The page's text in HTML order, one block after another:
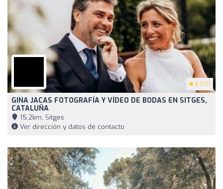
5 (113)
GINA JACAS FOTOGRAFÍA Y VÍDEO DE BODAS EN SITGES,
CATALUÑA
15,2km, Sitges
Ver dirección y datos de contacto